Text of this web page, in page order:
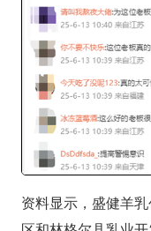
资料显示，盛健羊